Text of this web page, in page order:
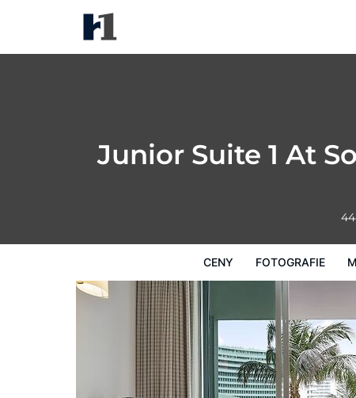
Junior Suite 1 At
CENY FOTOGRAFIE